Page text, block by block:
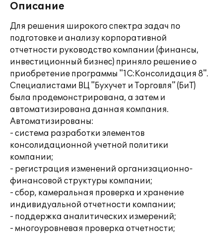
Описание
Для решения широкого спектра задач по
подготовке и анализу корпоративной
отчетности руководство компании (финансы,
инвестиционный бизнес) приняло решение о
приобретение программы "1С:Консолидация 8".
Специалистами ВЦ "Бухучет и Торговля" (БиТ)
была продемонстрирована, а затем и
автоматизирована данная компания.
Автоматизированы:
- система разработки элементов
консолидационной учетной политики
компании;
- регистрация изменений организационно-
финансовой структуры компании;
- сбор, камеральная проверка и хранение
индивидуальной отчетности компании;
- поддержка аналитических измерений;
- многоуровневая проверка отчетности;